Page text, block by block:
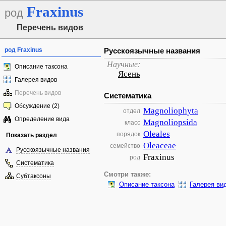
род Fraxinus
Перечень видов
род Fraxinus
Описание таксона
Галерея видов
Перечень видов
Обсуждение (2)
Определение вида
Показать раздел
Русскоязычные названия
Систематика
Субтаксоны
Русскоязычные названия
Научные:
Ясень
Систематика
отдел Magnoliophyta
класс Magnoliopsida
порядок Oleales
семейство Oleaceae
род Fraxinus
Смотри также:
Описание таксона
Галерея